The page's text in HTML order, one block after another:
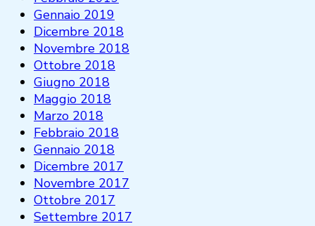
Gennaio 2019
Dicembre 2018
Novembre 2018
Ottobre 2018
Giugno 2018
Maggio 2018
Marzo 2018
Febbraio 2018
Gennaio 2018
Dicembre 2017
Novembre 2017
Ottobre 2017
Settembre 2017